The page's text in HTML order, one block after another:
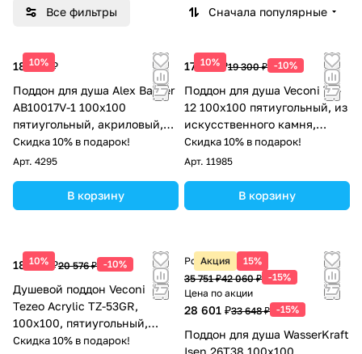
Все фильтры Сначала популярные
10%
18 567 ₽
Поддон для душа Aleх Baitler
AB10017V-1 100х100
пятиугольный, акриловый,
белый
Скидка 10% в подарок!
Арт. 4295
В корзину
10%
17 370 ₽19 300 ₽ -10%
Поддон для душа Veconi TZ-
12 100х100 пятиугольный, из
искусственного камня,
белый
Скидка 10% в подарок!
Арт. 11985
В корзину
10%
18 518 ₽20 576 ₽ -10%
Душевой поддон Veconi
Tezeo Acrylic TZ-53GR,
100х100, пятиугольный,
акрил, серый матовый
Скидка 10% в подарок!
Акция 15%
Розничная цена
35 751 ₽42 060 ₽ -15%
Цена по акции
28 601 ₽33 648 ₽ -15%
Поддон для душа WasserKraft
Isen 26T38 100х100